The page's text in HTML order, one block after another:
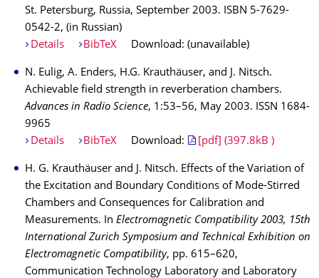
St. Petersburg, Russia, September 2003. ISBN 5-7629-
0542-2, (in Russian)
Details
BibTeX Download: (unavailable)
N. Eulig, A. Enders, H.G. Krauthäuser, and J. Nitsch.
Achievable field strength in reverberation chambers.
Advances in Radio Science, 1:53–56, May 2003. ISSN 1684-
9965
Details
BibTeX Download: [pdf] (397.8kB )
H. G. Krauthäuser and J. Nitsch. Effects of the Variation of
the Excitation and Boundary Conditions of Mode-Stirred
Chambers and Consequences for Calibration and
Measurements. In Electromagnetic Compatibility 2003, 15th
International Zurich Symposium and Technical Exhibition on
Electromagnetic Compatibility, pp. 615–620,
Communication Technology Laboratory and Laboratory